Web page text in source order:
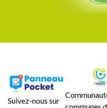
Suivez-nous sur